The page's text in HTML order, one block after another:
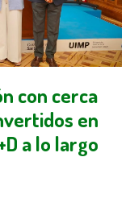
con cerca
en
a lo largo